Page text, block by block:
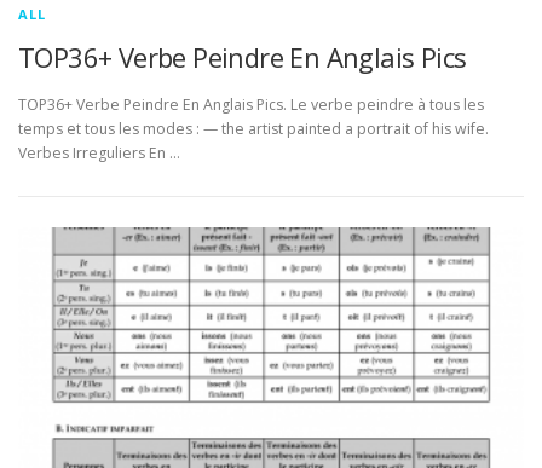
ALL
TOP36+ Verbe Peindre En Anglais Pics
TOP36+ Verbe Peindre En Anglais Pics. Le verbe peindre à tous les
temps et tous les modes : — the artist painted a portrait of his wife.
Verbes Irreguliers En …